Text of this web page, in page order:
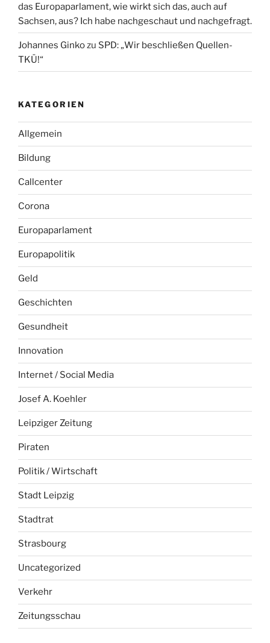
das Europaparlament, wie wirkt sich das, auch auf
Sachsen, aus? Ich habe nachgeschaut und nachgefragt.
Johannes Ginkozu SPD: „Wir beschließen Quellen-
TKÜ!“
KATEGORIEN
Allgemein
Bildung
Callcenter
Corona
Europaparlament
Europapolitik
Geld
Geschichten
Gesundheit
Innovation
Internet / Social Media
Josef A. Koehler
Leipziger Zeitung
Piraten
Politik / Wirtschaft
Stadt Leipzig
Stadtrat
Strasbourg
Uncategorized
Verkehr
Zeitungsschau